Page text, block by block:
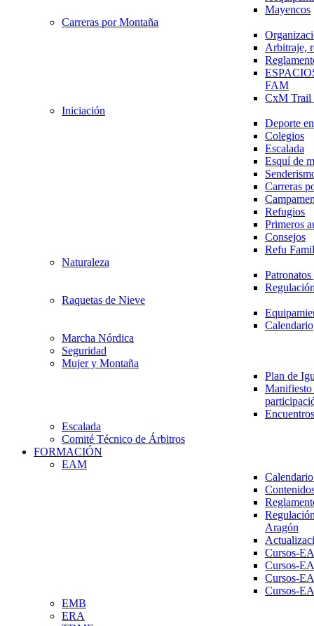
Mayencos
Carreras por Montaña
Arbitraje,
FAM
CxM
Iniciación
Deporte
Colegios
Escalada
Esquí de
Carreras
Refugios
Primeros
Consejos
Refu
Naturaleza
Raquetas de Nieve
Calendario
Marcha Nórdica
Seguridad
Mujer y Montaña
Plan de
Escalada
Comité Técnico de Árbitros
FORMACIÓN
EAM
Aragón
Cursos-
Cursos-
Cursos-
Cursos-
EMB
ERA